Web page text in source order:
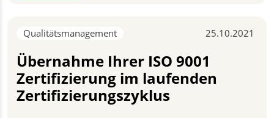
Qualitätsmanagement 25.10.2021
Übernahme Ihrer ISO 9001
Zertifizierung im laufenden
Zertifizierungszyklus